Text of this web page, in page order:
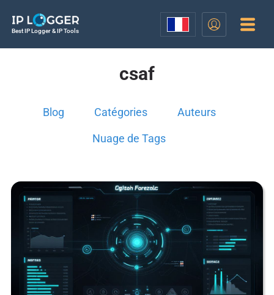
Best IP Logger & IP Tools
csaf
Blog Catégories Auteurs
Nuage de Tags